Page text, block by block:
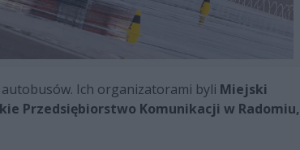
Ich organizatorami byli Miejski
Przedsiębiorstwo Komunikacji w Radomiu,